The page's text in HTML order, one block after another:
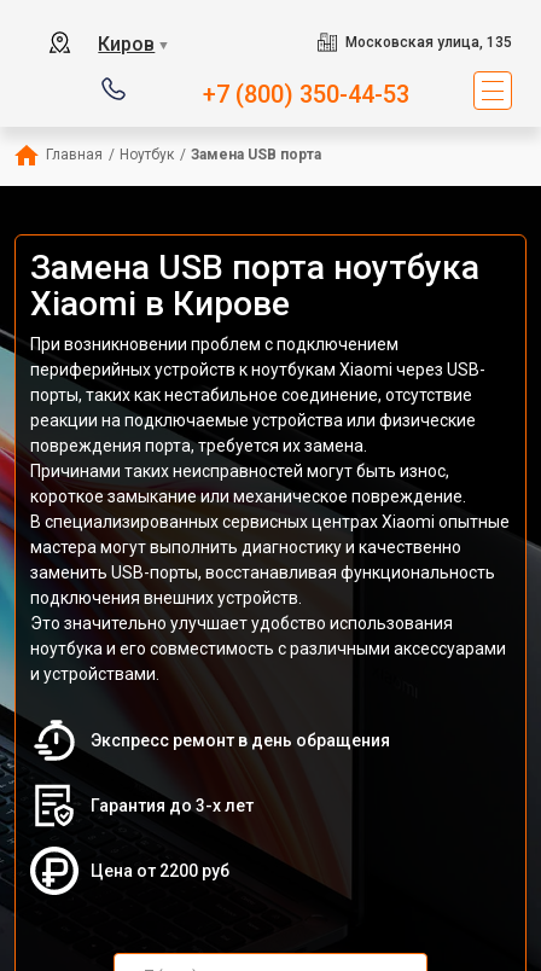
Киров ▼ Московская улица, 135
+7 (800) 350-44-53
Главная / Ноутбук / Замена USB порта
Замена USB порта ноутбука
Xiaomi в Кирове
При возникновении проблем с подключением
периферийных устройств к ноутбукам Xiaomi через USB-
порты, таких как нестабильное соединение, отсутствие
реакции на подключаемые устройства или физические
повреждения порта, требуется их замена.
Причинами таких неисправностей могут быть износ,
короткое замыкание или механическое повреждение.
В специализированных сервисных центрах Xiaomi опытные
мастера могут выполнить диагностику и качественно
заменить USB-порты, восстанавливая функциональность
подключения внешних устройств.
Это значительно улучшает удобство использования
ноутбука и его совместимость с различными аксессуарами
и устройствами.
Экспресс ремонт в день обращения
Гарантия до 3-х лет
Цена от 2200 руб